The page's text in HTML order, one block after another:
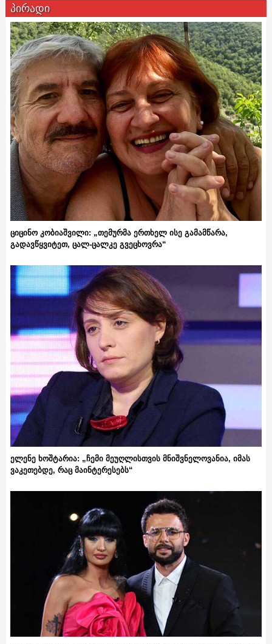
პირადი
ციცინო კობიაშვილი: „თემურმა ერთხელ ისე გამამწარა,
გადავწყვიტეთ, ცალ-ცალკე გვეცხოვრა“
ელენე ხოშტარია: „ჩემი მეუღლისთვის მნიშვნელოვანია, იმას
ვაკეთებდე, რაც მაინტერესებს“